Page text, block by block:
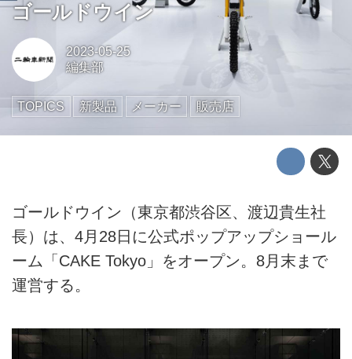
ゴールドウイン
2023-05-25
編集部
TOPICS 新製品 メーカー 販売店
ゴールドウイン（東京都渋谷区、渡辺貴生社
長）は、4月28日に公式ポップアップショール
ーム「CAKE Tokyo」をオープン。8月末まで
運営する。